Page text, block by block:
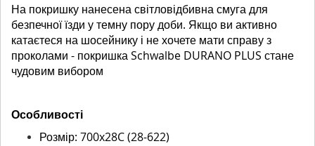
На покришку нанесена світловідбивна смуга для
безпечної їзди у темну пору доби. Якщо ви активно
катаєтеся на шосейнику і не хочете мати справу з
проколами - покришка Schwalbe DURANO PLUS стане
чудовим вибором
Особливості
Розмір: 700x28C (28-622)